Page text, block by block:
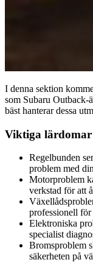
I denna sektion
som Subaru Outback-
bäst hanterar dessa
Viktiga lärdomar
Regelbunden
problem med
Motorproblem
verkstad för att
professionell
Elektroniska
specialist
Bromsproblem
säkerheten på